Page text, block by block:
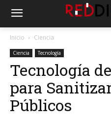
Inicio Ciencia
Ciencia Tecnología
Tecnología
para
Públicos